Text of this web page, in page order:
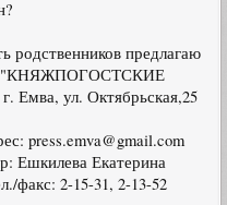
родственников предлагаю
""КНЯЖПОГОСТСКИЕ
Емва, ул. Октябрьская,25
press.emva@gmail.com
Ешкилева Екатерина
факс: 2-15-31, 2-13-52